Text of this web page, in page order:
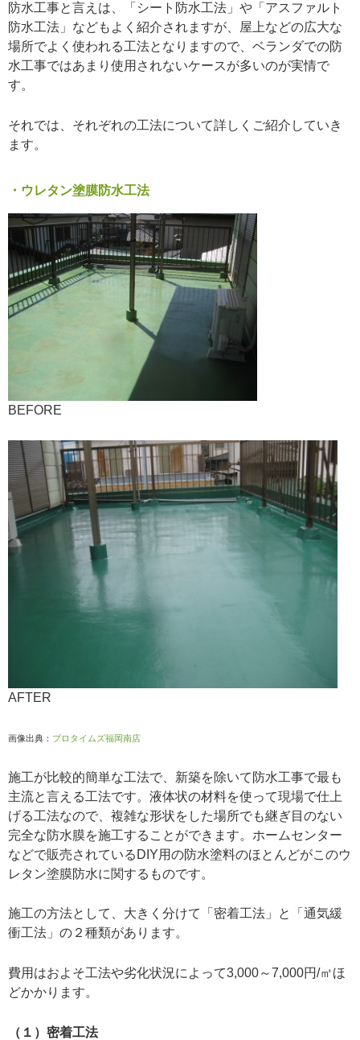
防水工事と言えは、「シート防水工法」や「アスファルト
防水工法」などもよく紹介されますが、屋上などの広大な
場所でよく使われる工法となりますので、ベランダでの防
水工事ではあまり使用されないケースが多いのが実情で
す。
それでは、それぞれの工法について詳しくご紹介していき
ます。
・ウレタン塗膜防水工法
BEFORE
AFTER
画像出典： プロタイムズ福岡南店
施工が比較的簡単な工法で、新築を除いて防水工事で最も
主流と言える工法です。液体状の材料を使って現場で仕上
げる工法なので、複雑な形状をした場所でも継ぎ目のない
完全な防水膜を施工することができます。ホームセンター
などで販売されているDIY用の防水塗料のほとんどがこのウ
レタン塗膜防水に関するものです。
施工の方法として、大きく分けて「密着工法」と「通気緩
衝工法」の２種類があります。
費用はおよそ工法や劣化状況によって3,000～7,000円/㎡ほ
どかかります。
（１）密着工法